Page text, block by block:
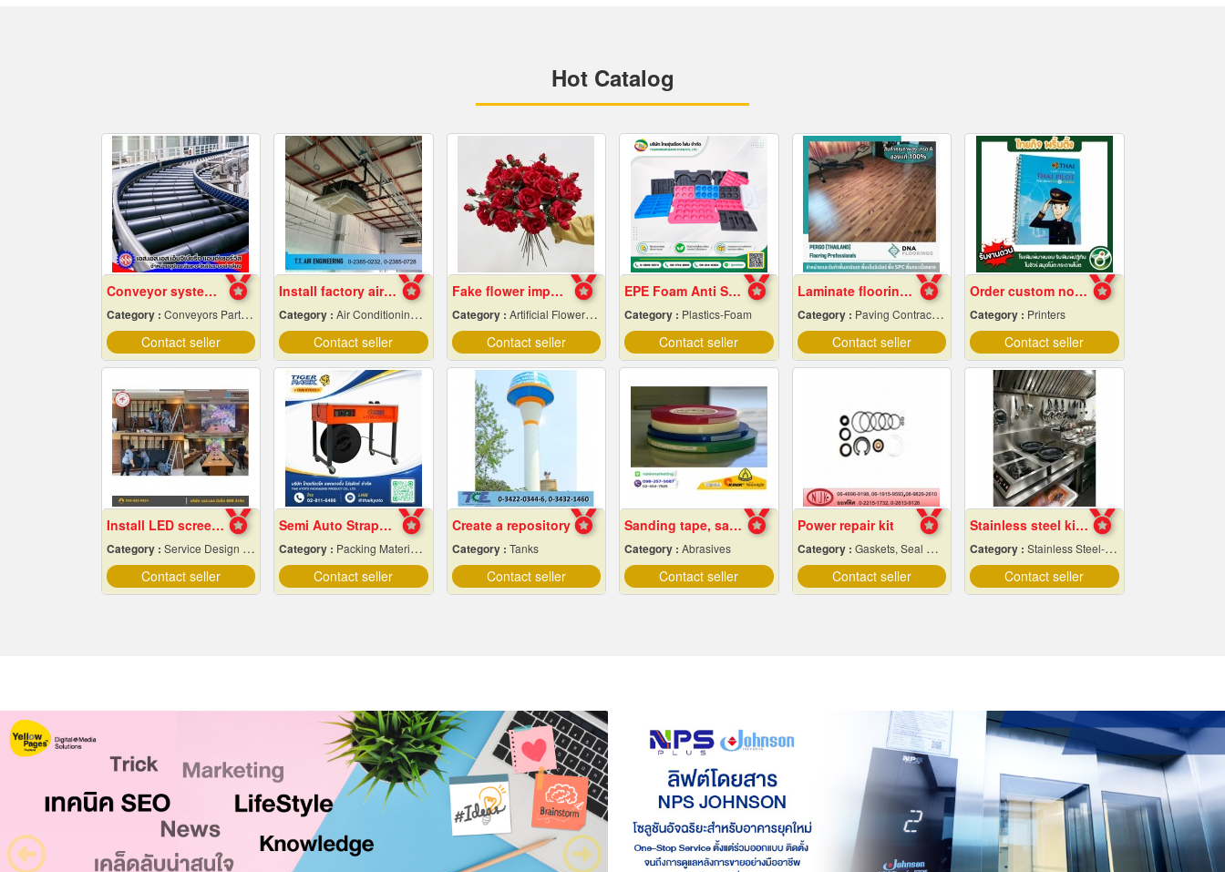
Hot Catalog
Conveyor system installation
Category : Conveyors Parts & Supplies
Contact seller
Install factory air conditioning system
Category : Air Conditioning Contractors
Contact seller
Fake flower import factory
Category : Artificial Flowers & Plants
Contact seller
EPE Foam Anti Static
Category : Plastics-Foam
Contact seller
Laminate flooring Bangkok
Category : Paving Contractors
Contact seller
Order custom notebooks at low prices
Category : Printers
Contact seller
Install LED screens inside the auditorium
Category : Service Design And Advertising 24 Hours.
Contact seller
Semi Auto Strapping Machine
Category : Packing Materials-Mechanical
Contact seller
Create a repository
Category : Tanks
Contact seller
Sanding tape, sandpaper
Category : Abrasives
Contact seller
Power repair kit
Category : Gaskets, Seal O-Ring and Oil Seals
Contact seller
Stainless steel kitchenware factory
Category : Stainless Steel-Products
Contact seller